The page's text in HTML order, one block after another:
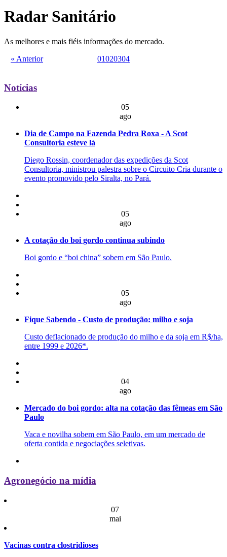
Radar Sanitário
As melhores e mais fiéis informações do mercado.
« Anterior
01020304
Notícias
05
ago
Dia de Campo na Fazenda Pedra Roxa - A Scot
Consultoria esteve lá
Diego Rossin, coordenador das expedições da Scot
Consultoria, ministrou palestra sobre o Circuito Cria durante o
evento promovido pelo Siralta, no Pará.
05
ago
A cotação do boi gordo continua subindo
Boi gordo e “boi china” sobem em São Paulo.
05
ago
Fique Sabendo - Custo de produção: milho e soja
Custo deflacionado de produção do milho e da soja em R$/ha,
entre 1999 e 2026*.
04
ago
Mercado do boi gordo: alta na cotação das fêmeas em São
Paulo
Vaca e novilha sobem em São Paulo, em um mercado de
oferta contida e negociações seletivas.
Agronegócio na mídia
07
mai
Vacinas contra clostridioses